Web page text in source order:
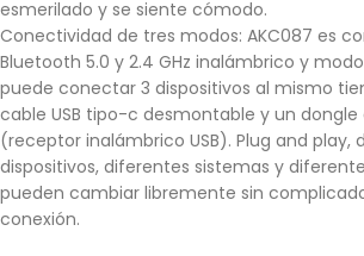
esmerilado y se siente cómodo.
Conectividad de tres modos: AKC087 es
Bluetooth 5.0 y 2.4 GHz inalámbrico y
puede conectar 3 dispositivos al mismo
cable USB tipo-c desmontable y un dongle
(receptor inalámbrico USB). Plug and play,
dispositivos, diferentes sistemas y
pueden cambiar libremente sin
conexión.